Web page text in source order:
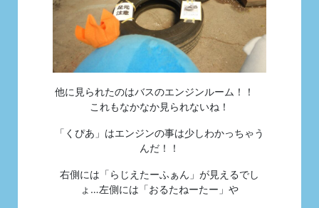
他に見られたのはバスのエンジンルーム！！
これもなかなか見られないね！
「くぴあ」はエンジンの事は少しわかっちゃう
んだ！！
右側には「らじえたーふぁん」が見えるでし
ょ…左側には「おるたねーたー」や